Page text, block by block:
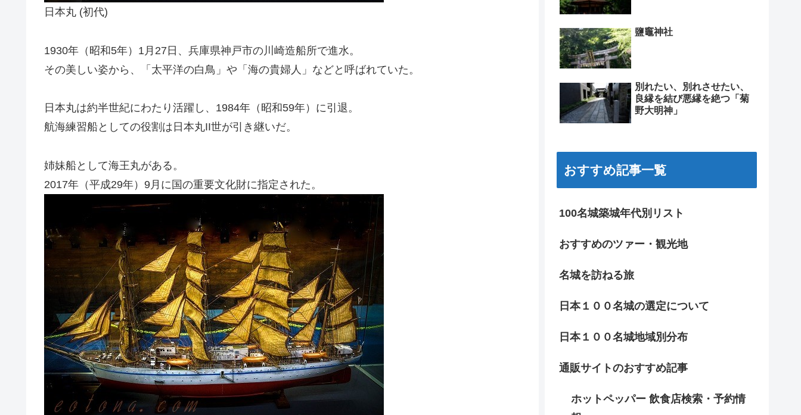
日本丸 (初代)
1930年（昭和5年）1月27日、兵庫県神戸市の川崎造船所で進水。
その美しい姿から、「太平洋の白鳥」や「海の貴婦人」などと呼ばれていた。
日本丸は約半世紀にわたり活躍し、1984年（昭和59年）に引退。
航海練習船としての役割は日本丸II世が引き継いだ。
姉妹船として海王丸がある。
2017年（平成29年）9月に国の重要文化財に指定された。
鹽竈神社
別れたい、別れさせたい、
良縁を結び悪縁を絶つ「菊
野大明神」
おすすめ記事一覧
100名城築城年代別リスト
おすすめのツァー・観光地
名城を訪ねる旅
日本１００名城の選定について
日本１００名城地域別分布
通販サイトのおすすめ記事
ホットペッパー 飲食店検索・予約情